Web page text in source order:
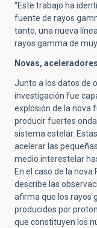
“Este trabajo ha
fuente de rayos
tanto, una nueva
rayos gamma de
Novas,
Junto a los datos de
investigación fue
explosión de la nova
producir fuertes
sistema estelar.
acelerar las
medio interestelar
En el caso de la
describe las
afirma que los rayos
producidos por
que constituyen los